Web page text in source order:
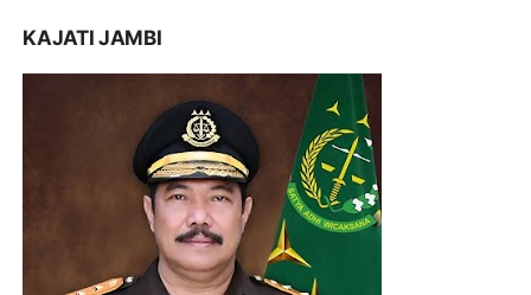
KAJATI JAMBI